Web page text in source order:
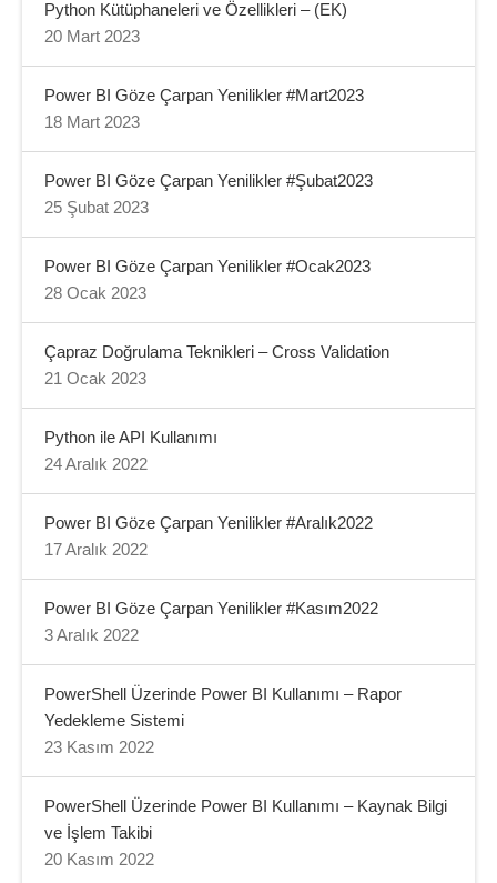
Python Kütüphaneleri ve Özellikleri – (EK)
20 Mart 2023
Power BI Göze Çarpan Yenilikler #Mart2023
18 Mart 2023
Power BI Göze Çarpan Yenilikler #Şubat2023
25 Şubat 2023
Power BI Göze Çarpan Yenilikler #Ocak2023
28 Ocak 2023
Çapraz Doğrulama Teknikleri – Cross Validation
21 Ocak 2023
Python ile API Kullanımı
24 Aralık 2022
Power BI Göze Çarpan Yenilikler #Aralık2022
17 Aralık 2022
Power BI Göze Çarpan Yenilikler #Kasım2022
3 Aralık 2022
PowerShell Üzerinde Power BI Kullanımı – Rapor
Yedekleme Sistemi
23 Kasım 2022
PowerShell Üzerinde Power BI Kullanımı – Kaynak Bilgi
ve İşlem Takibi
20 Kasım 2022